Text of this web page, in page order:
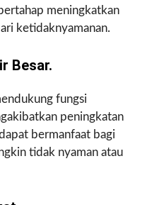
meningkatkan
ketidaknyamanan.
Besar.
fungsi
peningkatan
bermanfaat bagi
tidak nyaman atau